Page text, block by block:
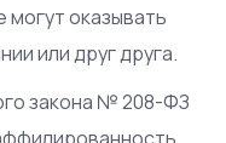
оказывать
или друг друга.
закона № 208-ФЗ